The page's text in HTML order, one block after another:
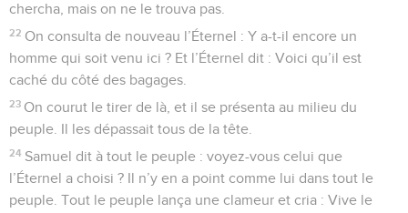
chercha, mais on ne le trouva pas.
22 On consulta de nouveau l’Éternel : Y a-t-il encore un
homme qui soit venu ici ? Et l’Éternel dit : Voici qu’il est
caché du côté des bagages.
23 On courut le tirer de là, et il se présenta au milieu du
peuple. Il les dépassait tous de la tête.
24 Samuel dit à tout le peuple : voyez-vous celui que
l’Éternel a choisi ? Il n’y en a point comme lui dans tout le
peuple. Tout le peuple lança une clameur et cria : Vive le